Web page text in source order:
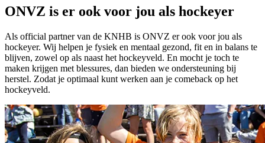
ONVZ is er ook voor jou als hockeyer
Als official partner van de KNHB is ONVZ er ook voor jou als
hockeyer. Wij helpen je fysiek en mentaal gezond, fit en in balans te
blijven, zowel op als naast het hockeyveld. En mocht je toch te
maken krijgen met blessures, dan bieden we ondersteuning bij
herstel. Zodat je optimaal kunt werken aan je comeback op het
hockeyveld.